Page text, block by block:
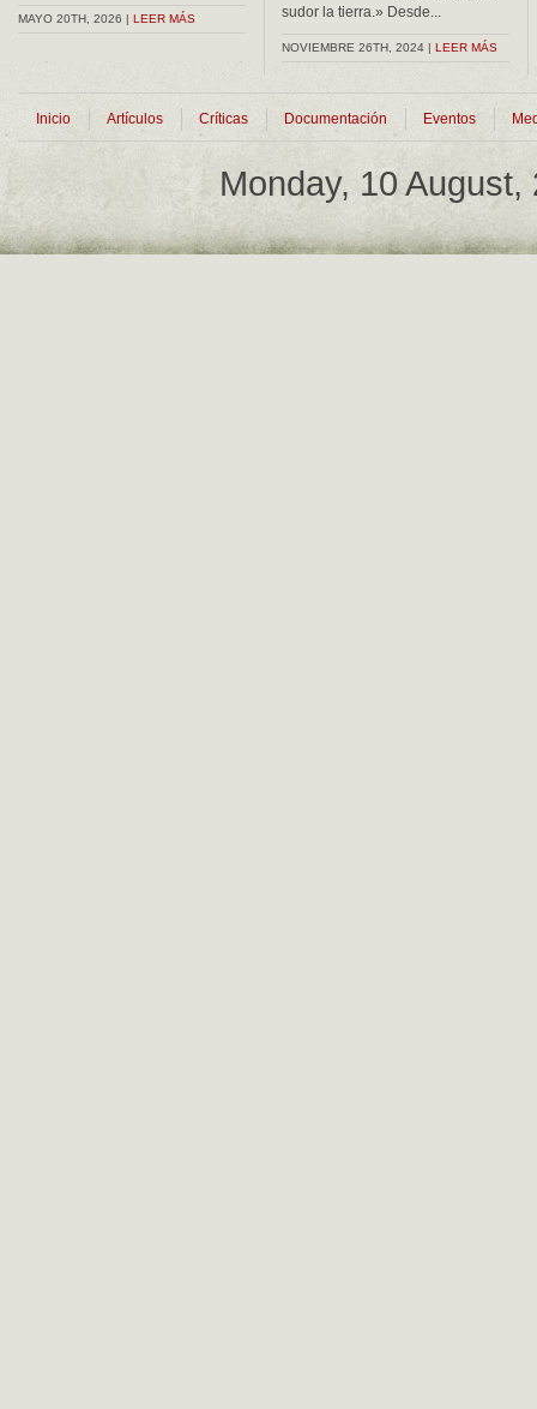
MAYO 20TH, 2026 | LEER MÁS
sudor la tierra.» Desde...
NOVIEMBRE 26TH, 2024 | LEER MÁS
Inicio Artículos Críticas Documentación Eventos
Monday, 10